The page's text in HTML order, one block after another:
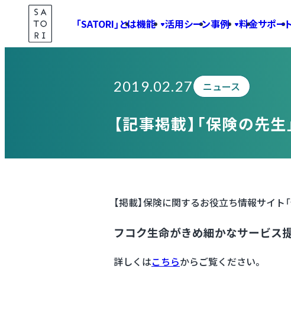
content
「SATORI」とは機能 活用シーン事例 料金サポー
2019.02.27 ニュース
【記事掲載】「保険の先
【掲載】保険に関するお役立ち情報サイ
フコク生命がきめ細かなサービス
詳しくはこちらからご覧ください。